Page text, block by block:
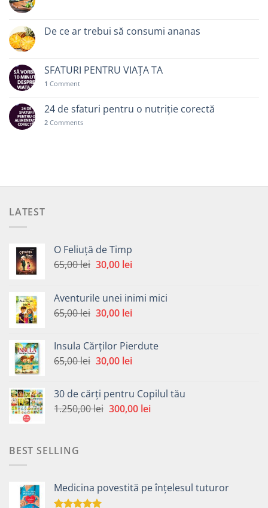
De ce ar trebui să consumi ananas
SFATURI PENTRU VIAȚA TA
1 Comment
24 de sfaturi pentru o nutriție corectă
2 Comments
LATEST
O Feliuță de Timp
65,00lei Prețul
fost:
65,00 lei.
30,00 leiPrețul
30,00 lei.
Aventurile unei inimi mici
65,00lei Prețul
fost:
65,00 lei.
30,00 leiPrețul
30,00 lei.
Insula Cărților Pierdute
65,00lei Prețul
fost:
65,00 lei.
30,00 leiPrețul
30,00 lei.
30 de cărți pentru Copilul tău
1.250,00lei Prețul
300,00 leiPrețul
BEST SELLING
Medicina povestită pe înțelesul tuturor